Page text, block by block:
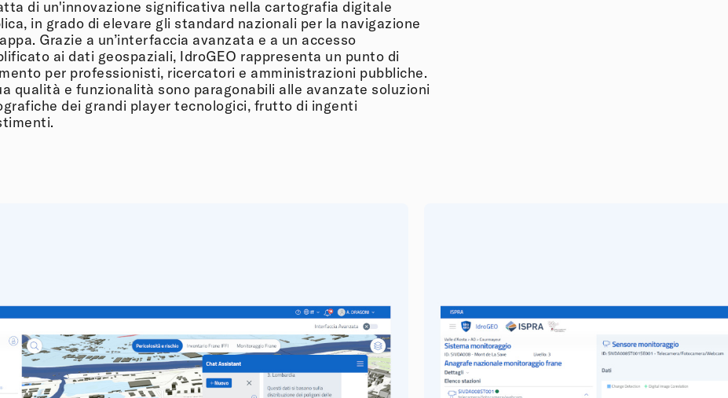
di un'innovazione significativa nella cartografia digitale
in grado di elevare gli standard nazionali per la navigazione
Grazie a un’interfaccia avanzata e a un accesso
ai dati geospaziali, IdroGEO rappresenta un punto di
per professionisti, ricercatori e amministrazioni pubbliche.
qualità e funzionalità sono paragonabili alle avanzate soluzioni
dei grandi player tecnologici, frutto di ingenti